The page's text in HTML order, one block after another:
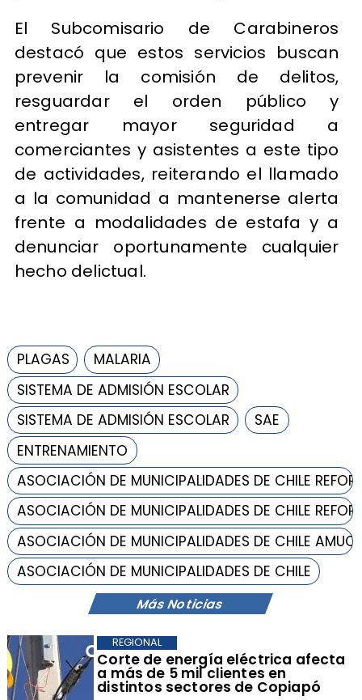
Más Noticias
Corte de energía eléctrica afecta
a más de 5 mil clientes en
distintos sectores de Copiapó
REGIONAL
El Subcomisario de Carabineros
destacó que estos servicios buscan
prevenir la comisión de delitos,
resguardar el orden público y
entregar mayor seguridad a
comerciantes y asistentes a este tipo
de actividades, reiterando el llamado
a la comunidad a mantenerse alerta
frente a modalidades de estafa y a
denunciar oportunamente cualquier
hecho delictual.
PLAGAS
MALARIA
SISTEMA DE ADMISIÓN ESCOLAR
SISTEMA DE ADMISIÓN ESCOLAR
SAE
ENTRENAMIENTO
ASOCIACIÓN DE MUNICIPALIDADES DE CHILE
ASOCIACIÓN DE MUNICIPALIDADES DE CHILE
ASOCIACIÓN DE MUNICIPALIDADES DE CHILE
ASOCIACIÓN DE MUNICIPALIDADES DE CHILE